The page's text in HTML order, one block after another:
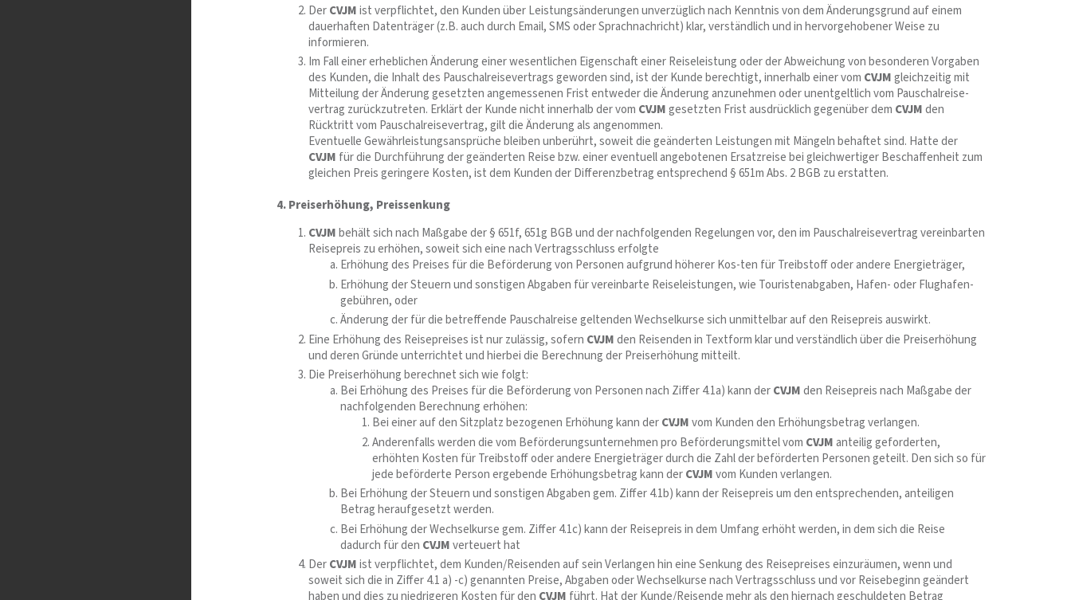
DerCVJMist verpflichtet, den Kunden über Leistungsänderungen unverzüglich nach Kenntnis von dem Änderungsgrund auf einem
dauerhaften Datenträger (z.B. auch durch Email, SMS oder Sprachnachricht) klar, verständlich und in hervorgehobener Weise zu
informieren.
Im Fall einer erheblichen Änderung einer wesentlichen Eigenschaft einer Reiseleistung oder der Abweichung von besonderen Vorgaben
des Kunden, die Inhalt des Pauschalreisevertrags geworden sind, ist der Kunde berechtigt, innerhalb einer vom CVJMgleichzeitig mit
Mitteilung der Änderung gesetzten angemessenen Frist entweder die Änderung anzunehmen oder unentgeltlich vom Pauschal­reise­
vertrag zurückzutreten. Erklärt der Kunde nicht innerhalb der vom CVJMgesetzten Frist ausdrücklich gegenüber dem CVJMden
Rücktritt vom Pauschalreisevertrag, gilt die Änderung als angenommen.
Eventuelle Gewährleistungsansprüche bleiben unberührt, soweit die geänderten Leistungen mit Mängeln behaftet sind. Hatte der
CVJM für die Durchführung der geänderten Reise bzw. einer eventuell angebotenen Ersatzreise bei gleichwertiger Beschaffenheit zum
gleichen Preis geringere Kosten, ist dem Kunden der Differenzbetrag entsprechend § 651m Abs. 2 BGB zu erstatten.
4. Preiserhöhung, Preissenkung
CVJMbehält sich nach Maßgabe der § 651f, 651g BGB und der nachfolgenden Regelungen vor, den im Pauschalreisevertrag vereinbarten
Reisepreis zu erhöhen, soweit sich eine nach Vertragsschluss erfolgte
Erhöhung des Preises für die Beförderung von Personen aufgrund höherer Kos-ten für Treibstoff oder andere Energieträger,
Erhöhung der Steuern und sonstigen Abgaben für vereinbarte Reiseleistungen, wie Touristenabgaben, Hafen- oder Flughafen­
gebühren, oder
Änderung der für die betreffende Pauschalreise geltenden Wechselkurse sich unmittelbar auf den Reisepreis auswirkt.
Eine Erhöhung des Reisepreises ist nur zulässig, sofern CVJMden Reisenden in Textform klar und verständlich über die Preiserhöhung
und deren Gründe unterrichtet und hierbei die Berechnung der Preiserhöhung mitteilt.
Die Preiserhöhung berechnet sich wie folgt:
Bei Erhöhung des Preises für die Beförderung von Personen nach Ziffer 4.1a) kann derCVJMden Reisepreis nach Maßgabe der
nachfolgenden Berechnung erhöhen:
Bei einer auf den Sitzplatz bezogenen Erhöhung kann derCVJMvom Kunden den Erhöhungsbetrag verlangen.
Anderenfalls werden die vom Beförderungsunternehmen pro Beförderungsmittel vom CVJM anteilig geforderten,
erhöhten Kosten für Treibstoff oder andere Energieträger durch die Zahl der beförderten Personen geteilt. Den sich so für
jede beförderte Person ergebende Erhöhungsbetrag kann derCVJMvom Kunden verlangen.
Bei Erhöhung der Steuern und sonstigen Abgaben gem. Ziffer 4.1b) kann der Reisepreis um den entsprechenden, anteiligen
Betrag heraufgesetzt werden.
Bei Erhöhung der Wechselkurse gem. Ziffer 4.1c) kann der Reisepreis in dem Umfang erhöht werden, in dem sich die Reise
dadurch für den CVJMverteuert hat
DerCVJMist verpflichtet, dem Kunden/Reisenden auf sein Verlangen hin eine Senkung des Reisepreises einzuräumen, wenn und
soweit sich die in Ziffer 4.1 a) -c) genannten Preise, Abgaben oder Wechselkurse nach Vertragsschluss und vor Reisebeginn geändert
haben und dies zu niedrigeren Kosten für den CVJM führt. Hat der Kunde/Reisende mehr als den hiernach geschuldeten Betrag